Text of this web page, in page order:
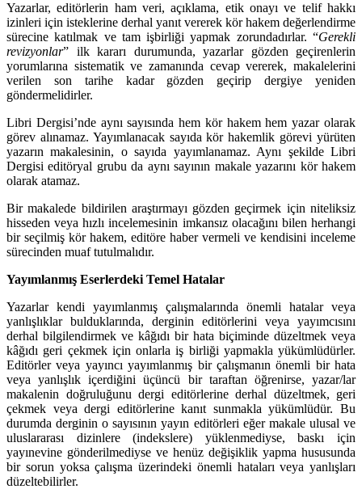
Yazarlar, editörlerin ham veri, açıklama, etik onayı ve telif hakkı
izinleri için isteklerine derhal yanıt vererek kör hakem değerlendirme
sürecine katılmak ve tam işbirliği yapmak zorundadırlar. “Gerekli
revizyonlar” ilk kararı durumunda, yazarlar gözden geçirenlerin
yorumlarına sistematik ve zamanında cevap vererek, makalelerini
verilen son tarihe kadar gözden geçirip dergiye yeniden
göndermelidirler.
Libri Dergisi’nde aynı sayısında hem kör hakem hem yazar olarak
görev alınamaz. Yayımlanacak sayıda kör hakemlik görevi yürüten
yazarın makalesinin, o sayıda yayımlanamaz. Aynı şekilde Libri
Dergisi editöryal grubu da aynı sayının makale yazarını kör hakem
olarak atamaz.
Bir makalede bildirilen araştırmayı gözden geçirmek için niteliksiz
hisseden veya hızlı incelemesinin imkansız olacağını bilen herhangi
bir seçilmiş kör hakem, editöre haber vermeli ve kendisini inceleme
sürecinden muaf tutulmalıdır.
Yayımlanmış Eserlerdeki Temel Hatalar
Yazarlar kendi yayımlanmış çalışmalarında önemli hatalar veya
yanlışlıklar bulduklarında, derginin editörlerini veya yayımcısını
derhal bilgilendirmek ve kâğıdı bir hata biçiminde düzeltmek veya
kâğıdı geri çekmek için onlarla iş birliği yapmakla yükümlüdürler.
Editörler veya yayıncı yayımlanmış bir çalışmanın önemli bir hata
veya yanlışlık içerdiğini üçüncü bir taraftan öğrenirse, yazar/lar
makalenin doğruluğunu dergi editörlerine derhal düzeltmek, geri
çekmek veya dergi editörlerine kanıt sunmakla yükümlüdür. Bu
durumda derginin o sayısının yayın editörleri eğer makale ulusal ve
uluslararası dizinlere (indekslere) yüklenmediyse, baskı için
yayınevine gönderilmediyse ve henüz değişiklik yapma hususunda
bir sorun yoksa çalışma üzerindeki önemli hataları veya yanlışları
düzeltebilirler.